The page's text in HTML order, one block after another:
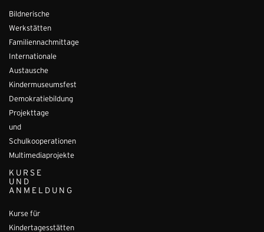
Bildnerische
Werkstätten
Familiennachmittage
Internationale
Austausche
Kindermuseumsfest
Demokratiebildung
Projekttage
und
Schulkooperationen
Multimediaprojekte
KURSE
UND
ANMELDUNG
Kurse für
Kindertagesstätten